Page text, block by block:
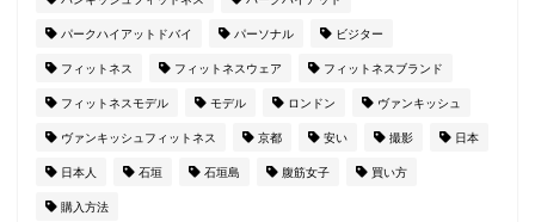
パークハイアットドバイ パーソナル ビジター
フィットネス フィットネスウェア フィットネスブランド
フィットネスモデル モデル ロンドン ヴァンキッシュ
ヴァンキッシュフィットネス 京都 安い 撮影 日本
日本人 石垣 石垣島 腹筋女子 買い方
購入方法